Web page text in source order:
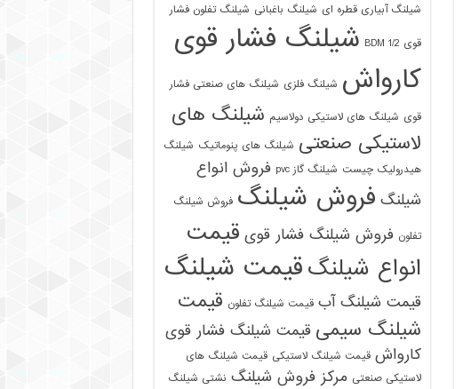
شیلنگ آبیاری قطره ای شیلنگ باغبانی شیلنگ تفلون فشار
قوی 1/2 BDM
شیلنگ فشار قوی
کارواش شیلنگ فلزی شیلنگ های صنعتی فشار
قوی شیلنگ های لاستیکی دولاسیم شیلنگ های
لاستیکی صنعتی شیلنگ های پنوماتیک شیلنگ
هیدرولیک چیست شیلنگ گاز pvc
فروش انواع
شیلنگ فروش شیلنگ فروش شیلنگ
تفلون فروش شیلنگ فشار قوی قیمت
انواع شیلنگقیمت شیلنگ
قیمت شیلنگ آب قیمت شیلنگ تفلون قیمت
شیلنگ سیمی قیمت شیلنگ فشار قوی
کارواش قیمت شیلنگ لاستیکی قیمت شیلنگ های
لاستیکی صنعتی مرکز فروش شیلنگ نشتی شیلنگ